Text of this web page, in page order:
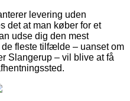
levering uden
det at man køber for et
udse dig den mest
fleste tilfælde – uanset om
Slangerup – vil blive at få